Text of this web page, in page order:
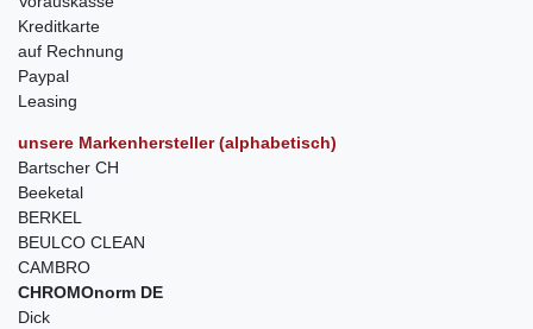
Kreditkarte
auf Rechnung
Paypal
Leasing
unsere Markenhersteller (alphabetisch)
Bartscher CH
Beeketal
BERKEL
BEULCO CLEAN
CAMBRO
CHROMOnorm DE
Dick